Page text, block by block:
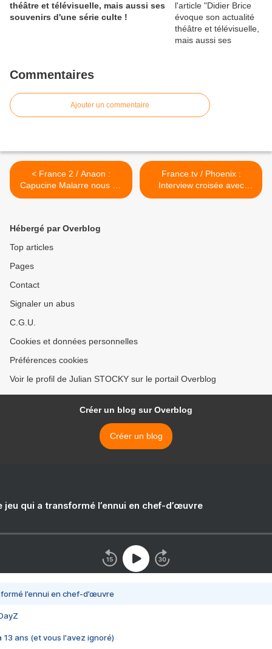
théâtre et télévisuelle, mais aussi ses
souvenirs d'une série culte !
Commentaires
Ajouter un commentaire
< France 2 / Anaon :
Capucine Malarre nous en
dit plus sur son
télévisuelles !
France.tv / Phoenix :
Interview croisée avec
Matthieu Bernard, Louis
Hébergé par Overblog
Top articles
Pages
Contact
Signaler un abus
C.G.U.
Cookies et données personnelles
Préférences cookies
Voir le profil de Julian STOCKY sur le portail Overblog
Créer un blog sur Overblog
Créer un blog
jeu qui a transformé l’ennui en chef-d’œuvre
l’ennui en chef-d’œuvre
13 ans (et vous l'avez ignoré)